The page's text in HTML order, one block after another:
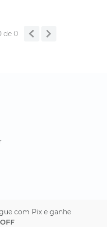
de 0
com Pix e ganhe